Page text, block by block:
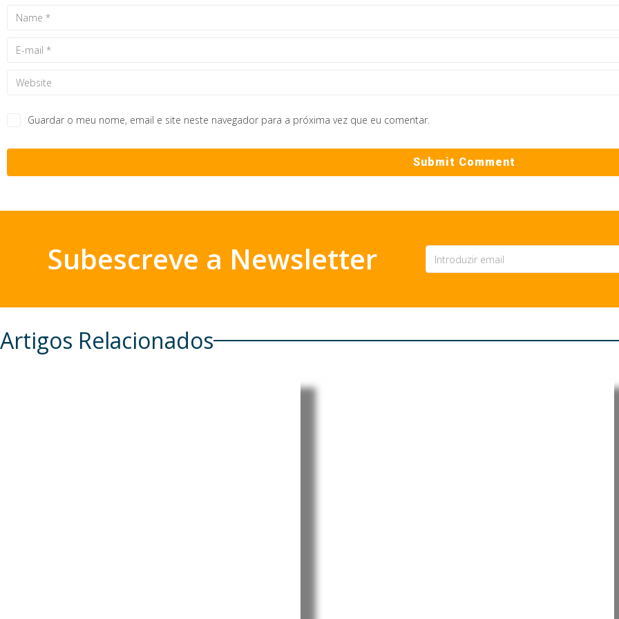
Guardar o meu nome, email e site neste navegador para a próxima vez que eu comentar.
Subescreve a Newsletter
Artigos Relacionados